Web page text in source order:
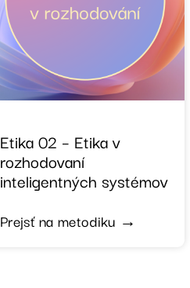
Etika 02 – Etika v
rozhodovaní
inteligentných systémov
Prejsť na metodiku →